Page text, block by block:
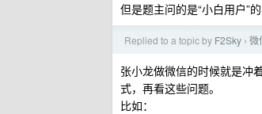
但是题主问的是“小白用户”
Replied to a topic by F2Sky › 微
张小龙做微信的时候就是冲
式，再看这些问题。
比如：